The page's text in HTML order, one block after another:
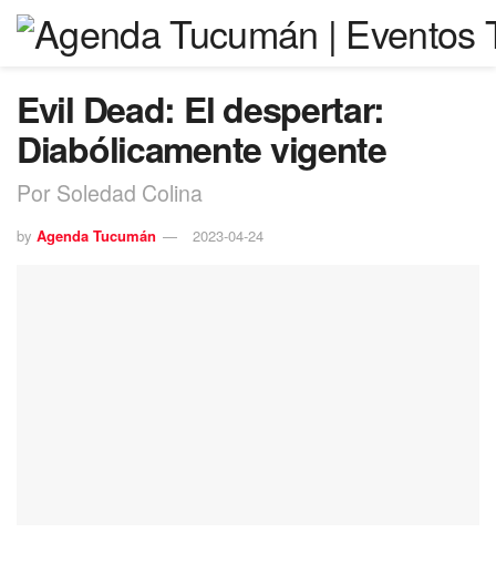
Evil Dead: El despertar:
Diabólicamente vigente
Por Soledad Colina
by Agenda Tucumán 2023-04-24